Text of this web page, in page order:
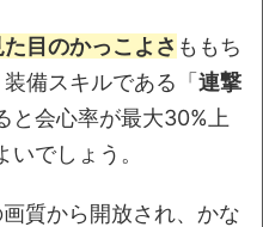
た目のかっこよさ ももち
備スキルである「連撃
と会心率が最大30%上
でしょう。
質から開放され、かな